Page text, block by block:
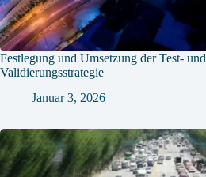
Festlegung und Umsetzung der Test- und
Validierungsstrategie
Januar 3, 2026